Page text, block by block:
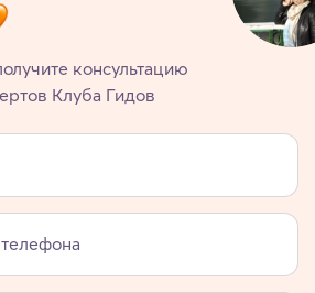
консультацию
Клуба Гидов